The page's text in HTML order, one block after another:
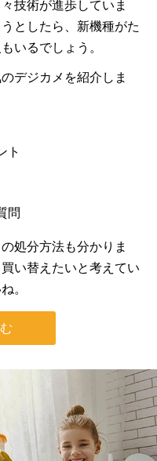
技術が進歩していま
としたら、新機種がた
いるでしょう。
デジカメを紹介しま
ト
問
処分方法も分かりま
い替えたいと考えてい
。